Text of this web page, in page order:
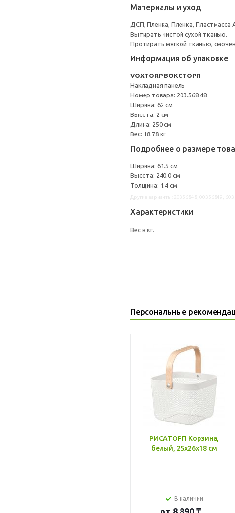
Материалы и уход
ДСП, Пленка, Пленка, Пластмасса
Вытирать чистой сухой тканью.
Протирать мягкой тканью,
Информация об упаковке
VOXTORP ВОКСТОРП
Накладная панель
Номер товара: 203.568.48
Ширина: 62 см
Высота: 2 см
Длина: 250 см
Вес: 18.78 кг
Подробнее о размере
Ширина: 61.5 см
Высота: 240.0 см
Толщина: 1.4 см
Характеристики
Вес в кг.
Персональные
РИСАТОРП Корзина,
белый, 25x26x18 см
В наличии
от 8 890 ₸